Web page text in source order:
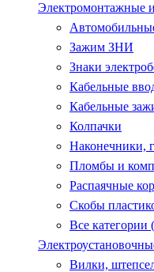
Электромонтажные
Зажим ЗНИ
Знаки
Кабельные
Кабельные
Колпачки
Наконечники,
Пломбы и
Распаячные
Скобы
Все категории
Вилки,